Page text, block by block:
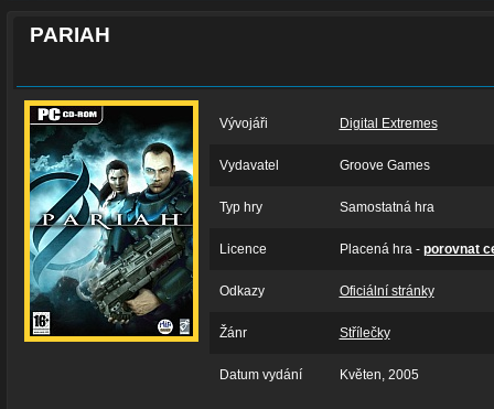
PARIAH
Vývojáři Digital Extremes
Vydavatel Groove Games
Typ hry Samostatná hra
Licence Placená hra - porovnat
Odkazy Oficiální stránky
Žánr Střílečky
Datum vydání Květen, 2005